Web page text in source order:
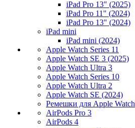
iPad Pro 13" (2025)
iPad Pro 11" (2024)
iPad Pro 13" (2024)
iPad mini
iPad mini (2024)
Apple Watch Series 11
Apple Watch SE 3 (2025)
Apple Watch Ultra 3
Apple Watch Series 10
Apple Watch Ultra 2
Apple Watch SE (2024)
Ремешки для Apple Watch
AirPods Pro 3
AirPods 4